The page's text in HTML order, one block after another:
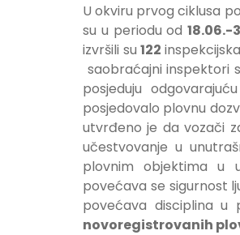
U okviru prvog ciklusa
su u periodu od18.06.-
izvršili su122
saobraćajni inspektori
posjeduju
posjedovalo plovnu
utvrđeno je da vozači
učestvovanje u
plovnim objektima u
povećava se sigurnost
povećava disciplina u
novoregistrovanih